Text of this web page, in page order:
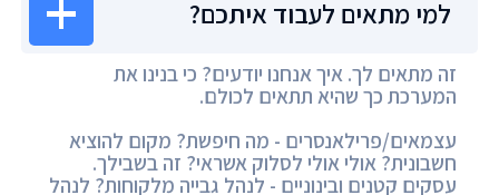
למי מתאים לעבוד איתכם?
זה מתאים לך. איך אנחנו יודעים? כי בנינו את
המערכת כך שהיא תתאים לכולם.
עצמאים/פרילאנסרים - מה חיפשת? מקום להוציא
חשבונית? אולי אולי לסלוק אשראי? זה בשבילך.
עסקים קטנים ובינוניים - לנהל גבייה מלקוחות? לנהל